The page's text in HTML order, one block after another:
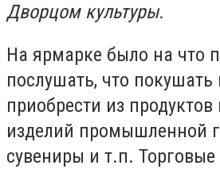
Дворцом культуры.
На ярмарке было на что
послушать, что покушать
приобрести из продуктов
изделий промышленной
сувениры и т.п.